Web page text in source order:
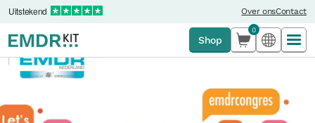
Uitstekend Over onsContact
Shop
0